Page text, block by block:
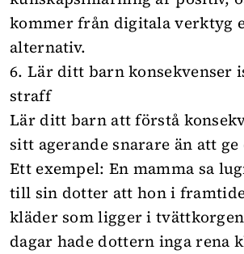
kommer från digitala verktyg
alternativ.
6. Lär ditt barn konsekvenser
straff
Lär ditt barn att förstå
sitt agerande snarare än att
Ett exempel: En mamma sa
till sin dotter att hon i
kläder som ligger i
dagar hade dottern inga rena